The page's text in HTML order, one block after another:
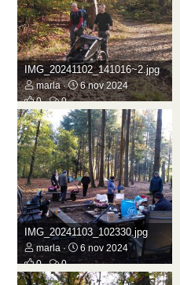
IMG_20241102_141016~2.jpg
marla
6 nov 2024
0
0
IMG_20241103_102330.jpg
marla
6 nov 2024
0
0